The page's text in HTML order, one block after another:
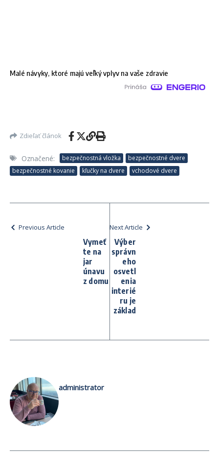
Malé návyky, ktoré majú veľký vplyv na vaše zdravie
Zdieľať článok
Označené: bezpečnostná vložka
bezpečnostné dvere
bezpečnostné kovanie
kľučky na dvere vchodové dvere
Previous Article
Vymeť
te na
jar
únavu
z domu
Next Article
Výber
správn
eho
osvetl
enia
interié
ru je
základ
administrator